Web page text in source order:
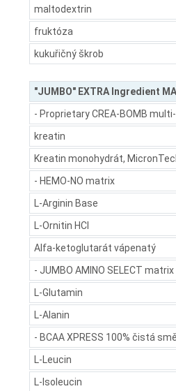
maltodextrin
fruktóza
kukuřičný škrob
"JUMBO" EXTRA Ingredient
- Proprietary CREA-BOMB
kreatin
Kreatin monohydrát,
- HEMO-NO matrix
L-Arginin Base
L-Ornitin HCI
Alfa-ketoglutarát vápenatý
- JUMBO AMINO SELECT matrix
L-Glutamin
L-Alanin
- BCAA XPRESS 100% čistá
L-Leucin
L-Isoleucin